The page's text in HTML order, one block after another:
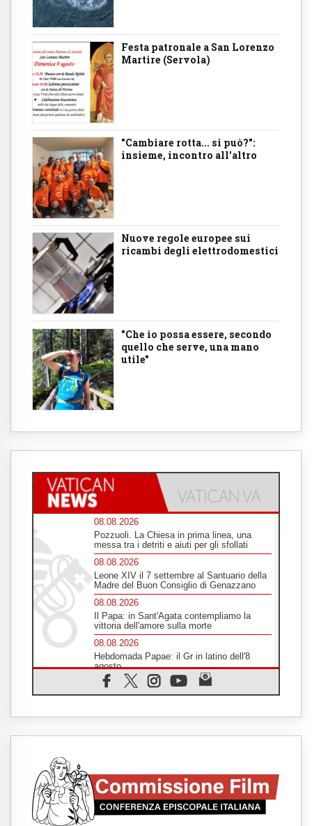
Festa patronale a San Lorenzo
Martire (Servola)
"Cambiare rotta... si può?":
insieme, incontro all'altro
Nuove regole europee sui
ricambi degli elettrodomestici
"Che io possa essere, secondo
quello che serve, una mano
utile"
08.08.2026
Pozzuoli. La Chiesa in prima linea, una
messa tra i detriti e aiuti per gli sfollati
08.08.2026
Leone XIV il 7 settembre al Santuario della
Madre del Buon Consiglio di Genazzano
08.08.2026
Il Papa: in Sant'Agata contempliamo la
vittoria dell'amore sulla morte
08.08.2026
Hebdomada Papae: il Gr in latino dell'8
agosto
08.08.2026
Spin Time, Reina: Cristo non abita nei
senzatetto
08.08.2026
08.08.2026
Argentina, l'arcivescovo Colombo: "La
visita del Papa messaggio di pace e
dignità"